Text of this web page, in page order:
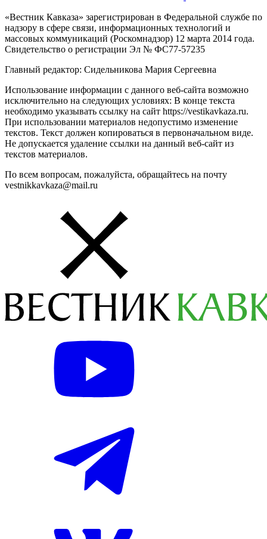
«Вестник Кавказа» зарегистрирован в Федеральной службе по
надзору в сфере связи, информационных технологий и
массовых коммуникаций (Роскомнадзор) 12 марта 2014 года.
Свидетельство о регистрации Эл № ФС77-57235
Главный редактор: Сидельникова Мария Сергеевна
Использование информации с данного веб-сайта возможно
исключительно на следующих условиях: В конце текста
необходимо указывать ссылку на сайт https://vestikavkaza.ru.
При использовании материалов недопустимо изменение
текстов. Текст должен копироваться в первоначальном виде.
Не допускается удаление ссылки на данный веб-сайт из
текстов материалов.
По всем вопросам, пожалуйста, обращайтесь на почту
vestnikkavkaza@mail.ru